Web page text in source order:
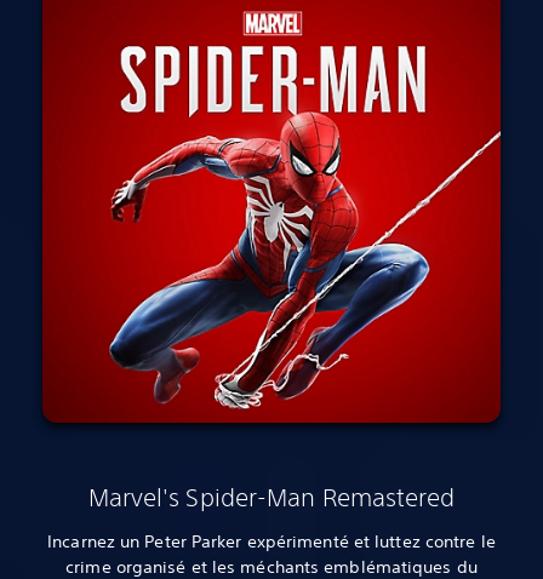
Marvel's Spider-Man Remastered
Incarnez un Peter Parker expérimenté et luttez contre le
crime organisé et les méchants emblématiques du